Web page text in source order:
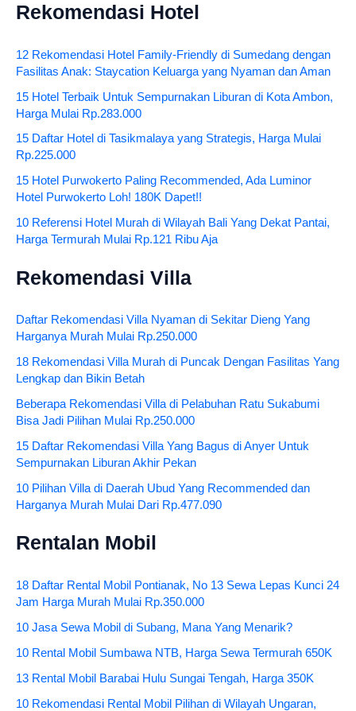
Rekomendasi Hotel
12 Rekomendasi Hotel Family-Friendly di Sumedang dengan
Fasilitas Anak: Staycation Keluarga yang Nyaman dan Aman
15 Hotel Terbaik Untuk Sempurnakan Liburan di Kota Ambon,
Harga Mulai Rp.283.000
15 Daftar Hotel di Tasikmalaya yang Strategis, Harga Mulai
Rp.225.000
15 Hotel Purwokerto Paling Recommended, Ada Luminor
Hotel Purwokerto Loh! 180K Dapet!!
10 Referensi Hotel Murah di Wilayah Bali Yang Dekat Pantai,
Harga Termurah Mulai Rp.121 Ribu Aja
Rekomendasi Villa
Daftar Rekomendasi Villa Nyaman di Sekitar Dieng Yang
Harganya Murah Mulai Rp.250.000
18 Rekomendasi Villa Murah di Puncak Dengan Fasilitas Yang
Lengkap dan Bikin Betah
Beberapa Rekomendasi Villa di Pelabuhan Ratu Sukabumi
Bisa Jadi Pilihan Mulai Rp.250.000
15 Daftar Rekomendasi Villa Yang Bagus di Anyer Untuk
Sempurnakan Liburan Akhir Pekan
10 Pilihan Villa di Daerah Ubud Yang Recommended dan
Harganya Murah Mulai Dari Rp.477.090
Rentalan Mobil
18 Daftar Rental Mobil Pontianak, No 13 Sewa Lepas Kunci 24
Jam Harga Murah Mulai Rp.350.000
10 Jasa Sewa Mobil di Subang, Mana Yang Menarik?
10 Rental Mobil Sumbawa NTB, Harga Sewa Termurah 650K
13 Rental Mobil Barabai Hulu Sungai Tengah, Harga 350K
10 Rekomendasi Rental Mobil Pilihan di Wilayah Ungaran,